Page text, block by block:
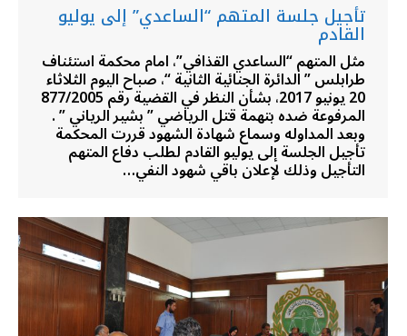
تأجيل جلسة المتهم “الساعدي” إلى يوليو
القادم
مثل المتهم “الساعدي القذافي”، امام محكمة استئناف
طرابلس ” الدائرة الجنائية الثانية “، صباح اليوم الثلاثاء
20 يونيو 2017، بشأن النظر في القضية رقم 877/2005
المرفوعة ضده بتهمة قتل الرياضي ” بشير الرياني ” .
وبعد المداوله وسماع شهادة الشهود قررت المحكمة
تأجيل الجلسة إلى يوليو القادم لطلب دفاع المتهم
التأجيل وذلك لإعلان باقي شهود النفي…